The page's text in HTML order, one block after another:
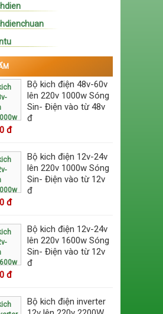
Bộ kich điện 48v-60v
lên 220v 1000w Sóng
Sin- Điện vào từ 48v
đ
đ
Bộ kich điện 12v-24v
lên 220v 1000w Sóng
Sin- Điện vào từ 12v
đ
đ
Bộ kich điện 12v-24v
lên 220v 1600w Sóng
Sin- Điện vào từ 12v
đ
đ
Bộ kich điện inverter